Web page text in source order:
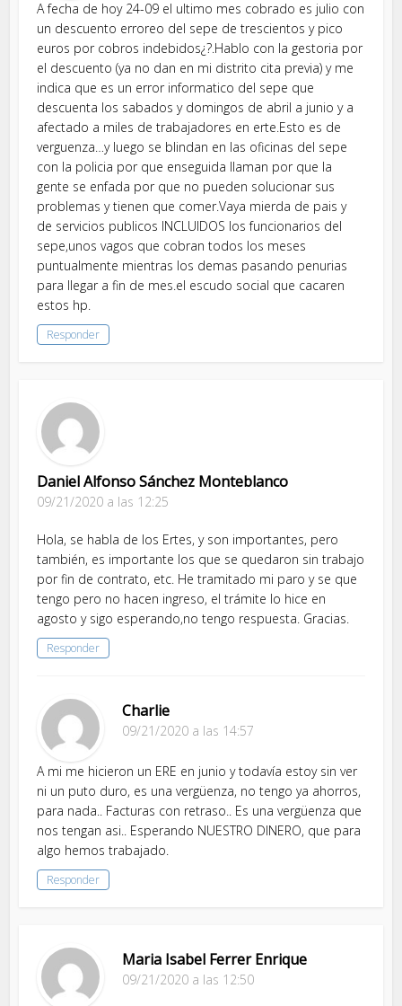
A fecha de hoy 24-09 el ultimo mes cobrado es julio con
un descuento erroreo del sepe de trescientos y pico
euros por cobros indebidos¿?.Hablo con la gestoria por
el descuento (ya no dan en mi distrito cita previa) y me
indica que es un error informatico del sepe que
descuenta los sabados y domingos de abril a junio y a
afectado a miles de trabajadores en erte.Esto es de
verguenza…y luego se blindan en las oficinas del sepe
con la policia por que enseguida llaman por que la
gente se enfada por que no pueden solucionar sus
problemas y tienen que comer.Vaya mierda de pais y
de servicios publicos INCLUIDOS los funcionarios del
sepe,unos vagos que cobran todos los meses
puntualmente mientras los demas pasando penurias
para llegar a fin de mes.el escudo social que cacaren
estos hp.
Responder
Daniel Alfonso Sánchez Monteblanco
09/21/2020 a las 12:25
Hola, se habla de los Ertes, y son importantes, pero
también, es importante los que se quedaron sin trabajo
por fin de contrato, etc. He tramitado mi paro y se que
tengo pero no hacen ingreso, el trámite lo hice en
agosto y sigo esperando,no tengo respuesta. Gracias.
Responder
Charlie
09/21/2020 a las 14:57
A mi me hicieron un ERE en junio y todavía estoy sin ver
ni un puto duro, es una vergüenza, no tengo ya ahorros,
para nada.. Facturas con retraso.. Es una vergüenza que
nos tengan asi.. Esperando NUESTRO DINERO, que para
algo hemos trabajado.
Responder
Maria Isabel Ferrer Enrique
09/21/2020 a las 12:50